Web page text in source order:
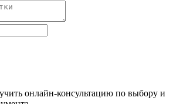
онлайн-консультацию по выбору и